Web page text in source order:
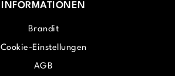
INFORMATIONEN
Brandit
Cookie-Einstellungen
AGB